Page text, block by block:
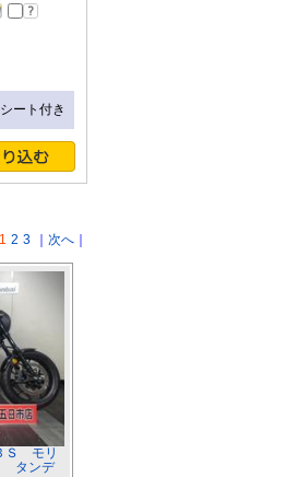
ート付き
1 2 3 ｜ 次へ ｜
Ｓ モリ
タンデ